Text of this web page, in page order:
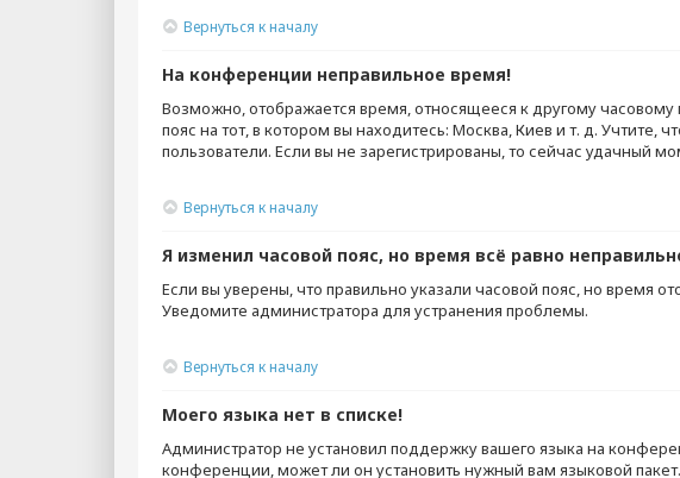
Вернуться к началу
На конференции неправильное время!
Возможно, отображается время, относящееся к другому часовому
пояс на тот, в котором вы находитесь: Москва, Киев и т. д. Учтите,
пользователи. Если вы не зарегистрированы, то сейчас удачный
Вернуться к началу
Я изменил часовой пояс, но время всё равно
Если вы уверены, что правильно указали часовой пояс, но время
Уведомите администратора для устранения проблемы.
Вернуться к началу
Моего языка нет в списке!
Администратор не установил поддержку вашего языка на
конференции, может ли он установить нужный вам языковой